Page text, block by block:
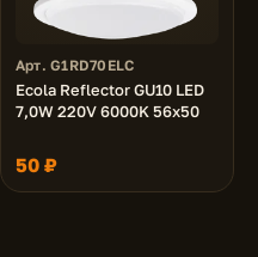
Арт. G1RD70ELC
Ecola Reflector GU10 LED
7,0W 220V 6000K 56x50
50 ₽